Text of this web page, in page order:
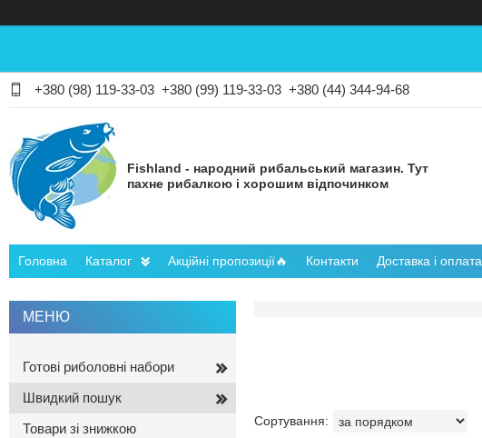
+380 (98) 119-33-03 +380 (99) 119-33-03 +380 (44) 344-94-68
Fishland - народний рибальський магазин. Тут
пахне рибалкою і хорошим відпочинком
Головна Каталог Акційні пропозиції🔥 Контакти Доставка і оплата
Готові риболовні набори
Швидкий пошук
Товари зі знижкою